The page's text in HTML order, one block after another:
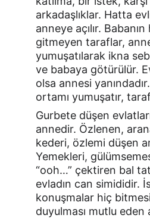
arkadaşlıklar. Hatta
anneye açılır.
gitmeyen taraflar,
yumuşatılarak ikna
ve babaya götürülür.
olsa annesi
ortamı yumuşatır,
Gurbete düşen
annedir. Özlenen,
kederi, özlemi düşen
Yemekleri,
“ooh…” çektiren bal
evladın can simididir.
konuşmalar hiç
duyulması mutlu eden